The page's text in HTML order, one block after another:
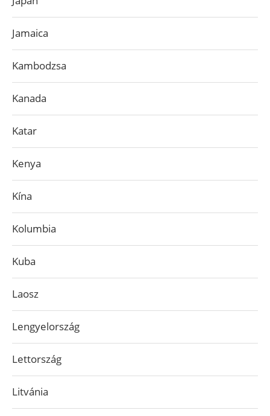
Jamaica
Kambodzsa
Kanada
Katar
Kenya
Kína
Kolumbia
Kuba
Laosz
Lengyelország
Lettország
Litvánia